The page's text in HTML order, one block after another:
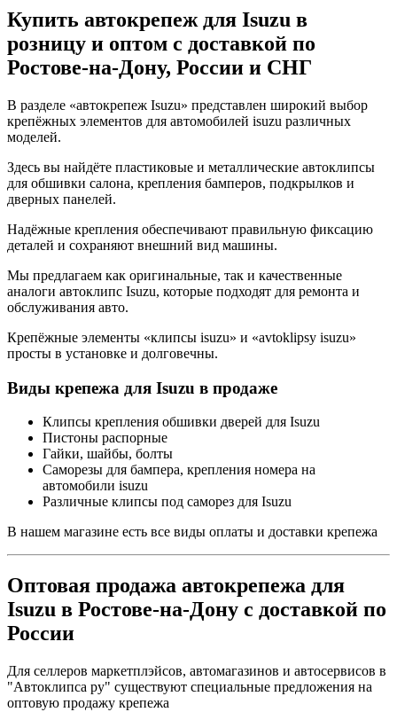
Купить автокрепеж для Isuzu в
розницу и оптом с доставкой по
Ростове-на-Дону, России и СНГ
В разделе «автокрепеж Isuzu» представлен широкий выбор
крепёжных элементов для автомобилей isuzu различных
моделей.
Здесь вы найдёте пластиковые и металлические автоклипсы
для обшивки салона, крепления бамперов, подкрылков и
дверных панелей.
Надёжные крепления обеспечивают правильную фиксацию
деталей и сохраняют внешний вид машины.
Мы предлагаем как оригинальные, так и качественные
аналоги автоклипс Isuzu, которые подходят для ремонта и
обслуживания авто.
Крепёжные элементы «клипсы isuzu» и «avtoklipsy isuzu»
просты в установке и долговечны.
Виды крепежа для Isuzu в продаже
Клипсы крепления обшивки дверей для Isuzu
Пистоны распорные
Гайки, шайбы, болты
Саморезы для бампера, крепления номера на
автомобили isuzu
Различные клипсы под саморез для Isuzu
В нашем магазине есть все виды оплаты и доставки крепежа
Оптовая продажа автокрепежа для
Isuzu в Ростове-на-Дону с доставкой по
России
Для селлеров маркетплэйсов, автомагазинов и автосервисов в
"Автоклипса ру" существуют специальные предложения на
оптовую продажу крепежа